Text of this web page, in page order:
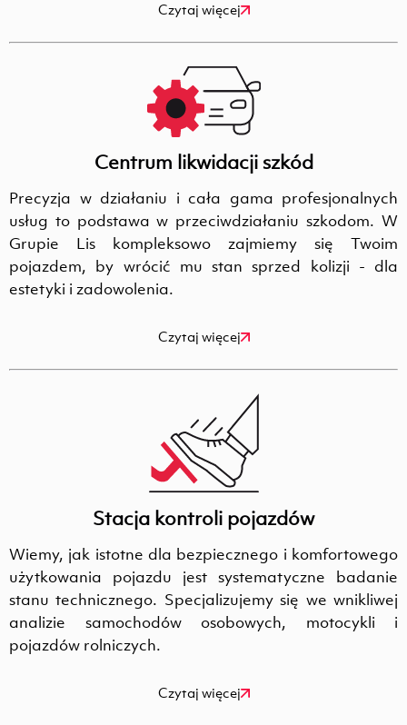
Czytaj więcej
Centrum likwidacji szkód
Precyzja w działaniu i cała gama profesjonalnych
usług to podstawa w przeciwdziałaniu szkodom. W
Grupie Lis kompleksowo zajmiemy się Twoim
pojazdem, by wrócić mu stan sprzed kolizji - dla
estetyki i zadowolenia.
Czytaj więcej
Stacja kontroli pojazdów
Wiemy, jak istotne dla bezpiecznego i komfortowego
użytkowania pojazdu jest systematyczne badanie
stanu technicznego. Specjalizujemy się we wnikliwej
analizie samochodów osobowych, motocykli i
pojazdów rolniczych.
Czytaj więcej